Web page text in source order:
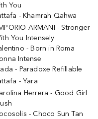
You
- Khamrah Qahwa
ARMANI - Stronger
You Intensely
- Born in Roma
Intense
- Paradoxe Refillable
- Yara
Herrera - Good Girl
- Choco Sun Tan